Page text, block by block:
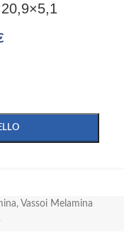
, Vassoi Melamina